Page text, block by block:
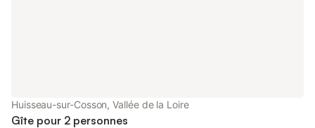
Huisseau-sur-Cosson, Vallée de la Loire
Gîte pour 2 personnes